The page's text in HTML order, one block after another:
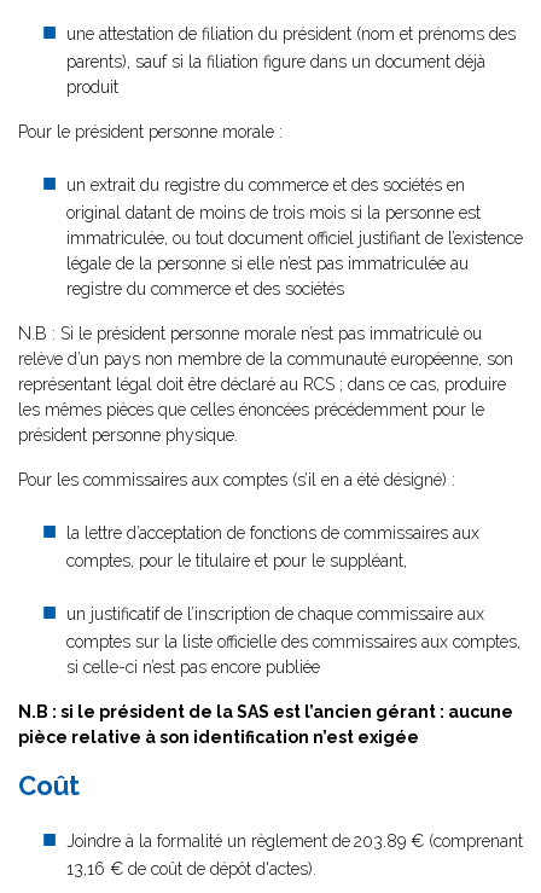
une attestation de filiation du président (nom et prénoms des
parents), sauf si la filiation figure dans un document déjà
produit
Pour le président personne morale :
un extrait du registre du commerce et des sociétés en
original datant de moins de trois mois si la personne est
immatriculée, ou tout document officiel justifiant de l’existence
légale de la personne si elle n’est pas immatriculée au
registre du commerce et des sociétés
N.B : Si le président personne morale n’est pas immatriculé ou
relève d’un pays non membre de la communauté européenne, son
représentant légal doit être déclaré au RCS ; dans ce cas, produire
les mêmes pièces que celles énoncées précédemment pour le
président personne physique.
Pour les commissaires aux comptes (s’il en a été désigné) :
la lettre d’acceptation de fonctions de commissaires aux
comptes, pour le titulaire et pour le suppléant,
un justificatif de l’inscription de chaque commissaire aux
comptes sur la liste officielle des commissaires aux comptes,
si celle-ci n’est pas encore publiée
N.B : si le président de la SAS est l’ancien gérant : aucune
pièce relative à son identification n’est exigée
Coût
Joindre à la formalité un règlement de203.89 € (comprenant
13,16 € de coût de dépôt d'actes).